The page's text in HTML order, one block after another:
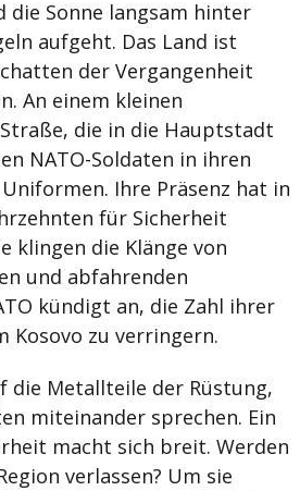
die Sonne langsam hinter
aufgeht. Das Land ist
der Vergangenheit
An einem kleinen
die in die Hauptstadt
NATO-Soldaten in ihren
Ihre Präsenz hat in
für Sicherheit
klingen die Klänge von
und abfahrenden
kündigt an, die Zahl ihrer
Kosovo zu verringern.
die Metallteile der Rüstung,
miteinander sprechen. Ein
macht sich breit. Werden
verlassen? Um sie